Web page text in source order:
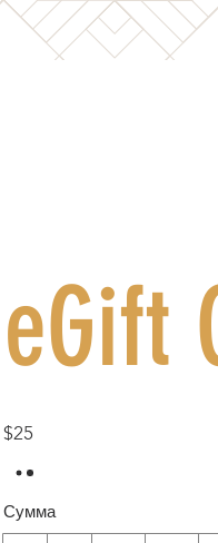
eGift
$25
Сумма